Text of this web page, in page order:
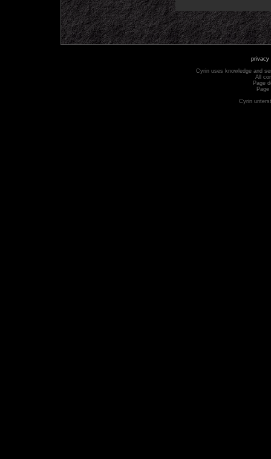
privacy
Cyrin uses knowledge and
All
Page
Cyrin